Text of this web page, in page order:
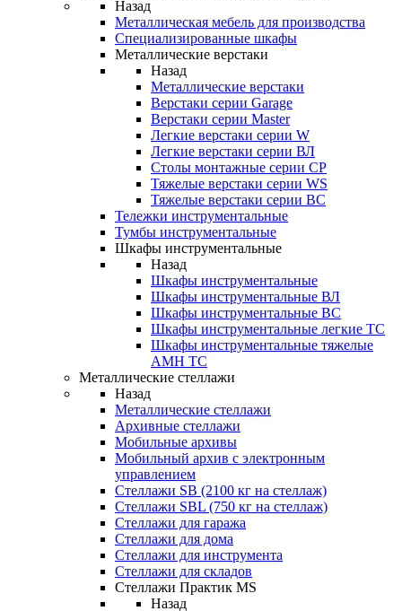
Назад
Металлическая мебель для производства
Cпециализированные шкафы
Металлические верстаки
Назад
Металлические верстаки
Верстаки серии Garage
Верстаки серии Master
Легкие верстаки серии W
Легкие верстаки серии ВЛ
Столы монтажные серии СР
Тяжелые верстаки серии WS
Тяжелые верстаки серии ВС
Тележки инструментальные
Тумбы инструментальные
Шкафы инструментальные
Назад
Шкафы инструментальные
Шкафы инструментальные ВЛ
Шкафы инструментальные ВС
Шкафы инструментальные легкие ТС
Шкафы инструментальные тяжелые
AMH TC
Металлические стеллажи
Назад
Металлические стеллажи
Архивные стеллажи
Мобильные архивы
Мобильный архив с электронным
управлением
Стеллажи SB (2100 кг на стеллаж)
Стеллажи SBL (750 кг на стеллаж)
Стеллажи для гаража
Стеллажи для дома
Стеллажи для инструмента
Стеллажи для складов
Стеллажи Практик MS
Назад